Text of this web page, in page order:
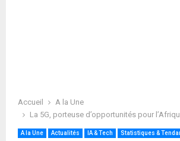
Accueil
A la Une
La 5G, porteuse d’opportunités pour
A la Une Actualités IA & Tech Statistiques &